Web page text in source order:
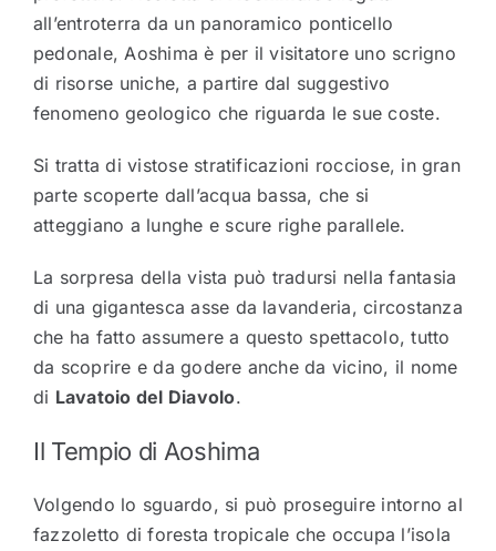
all’entroterra da un panoramico ponticello
pedonale, Aoshima è per il visitatore uno scrigno
di risorse uniche, a partire dal suggestivo
fenomeno geologico che riguarda le sue coste.
Si tratta di vistose stratificazioni rocciose, in gran
parte scoperte dall’acqua bassa, che si
atteggiano a lunghe e scure righe parallele.
La sorpresa della vista può tradursi nella fantasia
di una gigantesca asse da lavanderia, circostanza
che ha fatto assumere a questo spettacolo, tutto
da scoprire e da godere anche da vicino, il nome
di Lavatoio del Diavolo.
Il Tempio di Aoshima
Volgendo lo sguardo, si può proseguire intorno al
fazzoletto di foresta tropicale che occupa l’isola